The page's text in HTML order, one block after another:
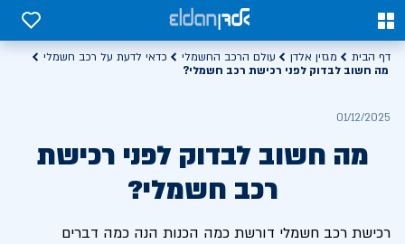
0
0
דף הבית מגזין אלדן עולם הרכב החשמלי
כדאי לדעת על רכב חשמלי
מה חשוב לבדוק לפני רכישת רכב חשמלי?
01/12/2025
מה חשוב לבדוק לפני רכישת
רכב חשמלי?
רכישת רכב חשמלי דורשת כמה הכנות הנה כמה דברים